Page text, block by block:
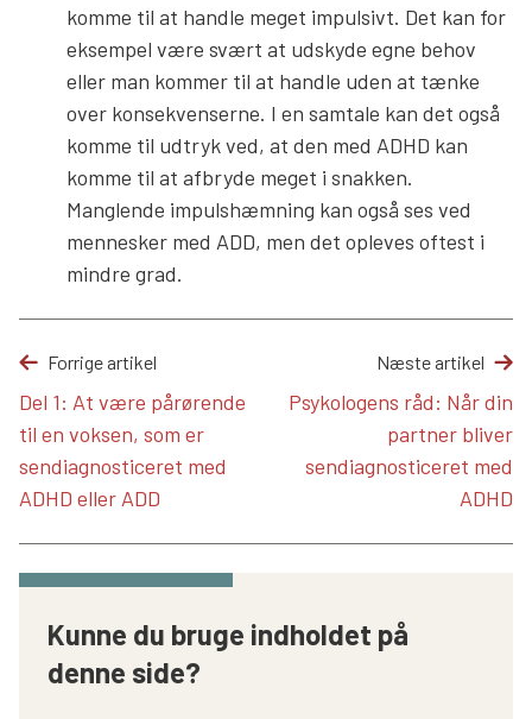
komme til at handle meget impulsivt. Det kan for
eksempel være svært at udskyde egne behov
eller man kommer til at handle uden at tænke
over konsekvenserne. I en samtale kan det også
komme til udtryk ved, at den med ADHD kan
komme til at afbryde meget i snakken.
Manglende impulshæmning kan også ses ved
mennesker med ADD, men det opleves oftest i
mindre grad.
Forrige artikel
Del 1: At være pårørende
til en voksen, som er
sendiagnosticeret med
ADHD eller ADD
Næste artikel
Psykologens råd: Når din
partner bliver
sendiagnosticeret med
ADHD
Kunne du bruge indholdet på
denne side?